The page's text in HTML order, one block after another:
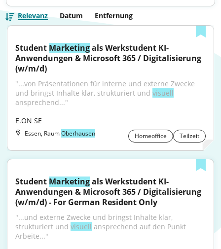
Relevanz Datum Entfernung
Student Marketing als Werkstudent KI-
Anwendungen & Microsoft 365 / Digitalisierung
(w/m/d)
"...von Präsentationen für interne und externe Zwecke
und bringst Inhalte klar, strukturiert und visuell
ansprechend..."
E.ON SE
Essen, RaumOberhausen Homeoffice Teilzeit
Student Marketing als Werkstudent KI-
Anwendungen & Microsoft 365 / Digitalisierung
(w/m/d) - For German Resident Only
"...und externe Zwecke und bringst Inhalte klar,
strukturiert und visuell ansprechend auf den Punkt
Arbeite..."